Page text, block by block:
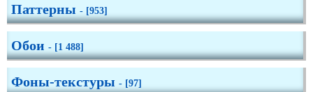
Паттерны - [953]
Обои - [1 488]
Фоны-текстуры - [97]